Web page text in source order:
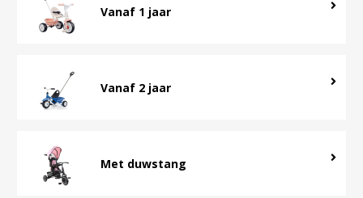
Vanaf 1 jaar
Vanaf 2 jaar
Met duwstang